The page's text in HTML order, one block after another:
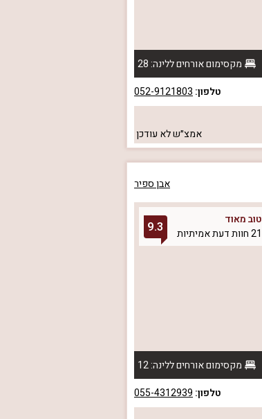
מקסימום אורחים ללינה: 28
טלפון: 052-9121803
אמצ״שלא עודכן
אבן ספיר
טוב מאוד
21 חוות דעת אמיתיות
9.3
מקסימום אורחים ללינה: 12
טלפון: 055-4312939